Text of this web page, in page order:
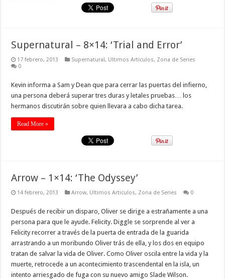
Supernatural – 8×14: ‘Trial and Error’
17 febrero, 2013 Supernatural, Ultimos Articulos, Zona de Series
0
Kevin informa a Sam y Dean que para cerrar las puertas del infierno,
una persona deberá superar tres duras y letales pruebas… los
hermanos discutirán sobre quien llevara a cabo dicha tarea.
Read More »
Arrow – 1×14: ‘The Odyssey’
14 febrero, 2013 Arrow, Ultimos Articulos, Zona de Series 0
Después de recibir un disparo, Oliver se dirige a estrañamente a una
persona para que le ayude. Felicity. Diggle se sorprende al ver a
Felicity recorrer a través de la puerta de entrada de la guarida
arrastrando a un moribundo Oliver trás de ella, y los dos en equipo
tratan de salvar la vida de Oliver. Como Oliver oscila entre la vida y la
muerte, retrocede a un acontecimiento trascendental en la isla, un
intento arriesgado de fuga con su nuevo amigo Slade Wilson.